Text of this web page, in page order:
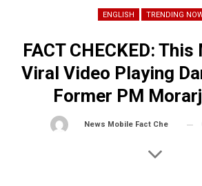
ENGLISH TRENDING
FACT CHECKED: This
Viral Video Playing
Former PM
News Mobile Fact Check Bureau